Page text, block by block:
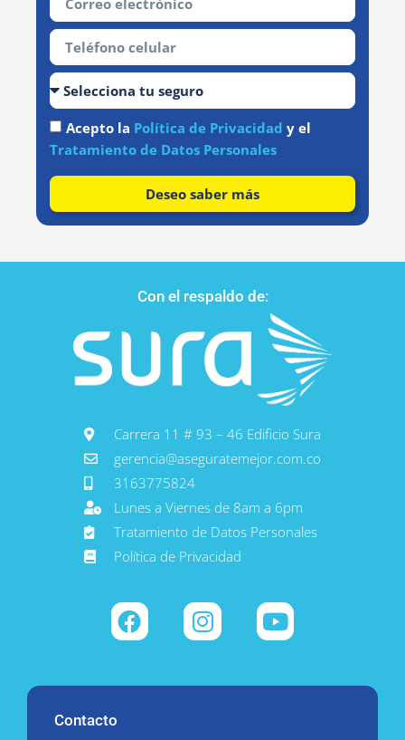
Acepto la Política de Privacidad y el
Tratamiento de Datos Personales
Deseo saber más
Con el respaldo de:
Carrera 11 # 93 – 46 Edificio Sura
gerencia@aseguratemejor.com.co
3163775824
Lunes a Viernes de 8am a 6pm
Tratamiento de Datos Personales
Política de Privacidad
Contacto